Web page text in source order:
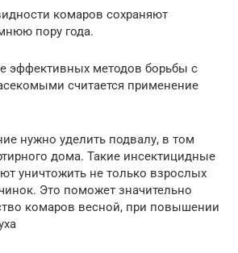
комаров сохраняют
пору года.
эффективных методов борьбы с
считается применение
нужно уделить подвалу, в том
дома. Такие инсектицидные
уничтожить не только взрослых
Это поможет значительно
комаров весной, при повышении